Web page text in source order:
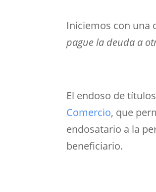
Iniciemos con una
pague la deuda a
El endoso de
Comercio, que
endosatario a la
beneficiario.